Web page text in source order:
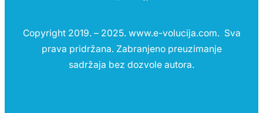
Copyright 2019. – 2025. www.e-volucija.com. Sva
prava pridržana. Zabranjeno preuzimanje
sadržaja bez dozvole autora.